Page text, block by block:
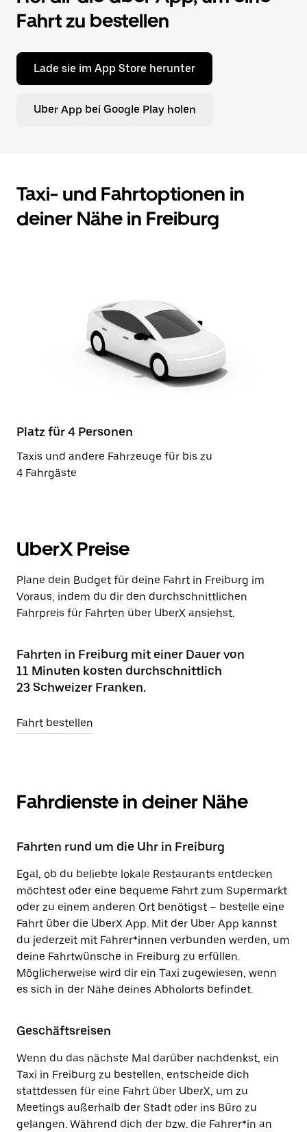
Fahrt zu bestellen
Lade sie im App Store herunter
Uber App bei Google Play holen
Taxi- und Fahrtoptionen in
deiner Nähe in Freiburg
Platz für 4 Personen
Taxis und andere Fahrzeuge für bis zu
4 Fahrgäste
UberX Preise
Plane dein Budget für deine Fahrt in Freiburg im
Voraus, indem du dir den durchschnittlichen
Fahrpreis für Fahrten über UberX ansiehst.
Fahrten in Freiburg mit einer Dauer von
11 Minuten kosten durchschnittlich
23 Schweizer Franken.
Fahrt bestellen
Fahrdienste in deiner Nähe
Fahrten rund um die Uhr in Freiburg
Egal, ob du beliebte lokale Restaurants entdecken
möchtest oder eine bequeme Fahrt zum Supermarkt
oder zu einem anderen Ort benötigst – bestelle eine
Fahrt über die UberX App. Mit der Uber App kannst
du jederzeit mit Fahrer*innen verbunden werden, um
deine Fahrtwünsche in Freiburg zu erfüllen.
Möglicherweise wird dir ein Taxi zugewiesen, wenn
es sich in der Nähe deines Abholorts befindet.
Geschäftsreisen
Wenn du das nächste Mal darüber nachdenkst, ein
Taxi in Freiburg zu bestellen, entscheide dich
stattdessen für eine Fahrt über UberX, um zu
Meetings außerhalb der Stadt oder ins Büro zu
gelangen. Während dich der bzw. die Fahrer*in an